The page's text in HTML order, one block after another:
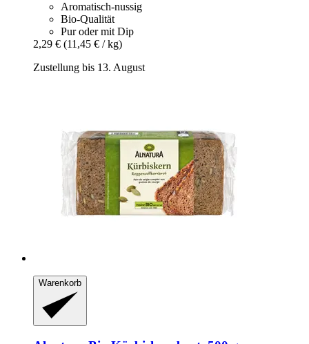
Aromatisch-nussig
Bio-Qualität
Pur oder mit Dip
2,29 € (11,45 € / kg)
Zustellung bis 13. August
Warenkorb